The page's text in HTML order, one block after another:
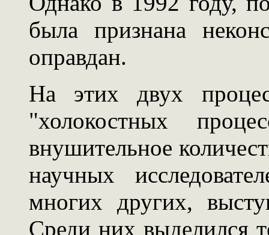
была признана
оправдан.
На этих двух
"холокостных
внушительное
научных
многих других,
Среди них выделился